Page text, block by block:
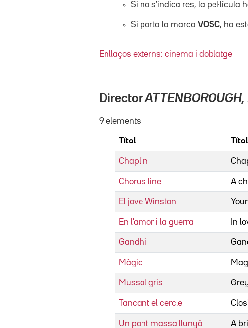
Si no s'indica res, la pel·lícula
Si porta la marca VOSC, ha
Enllaços externs: cinema i doblatge
DirectorATTENBOROUGH,
9 elements
Títol
Chaplin
Chorus line A
El jove Winston
En l'amor i la guerra In
Gandhi
Màgic
Mussol gris
Tancant el cercle
Un pont massa llunyà A